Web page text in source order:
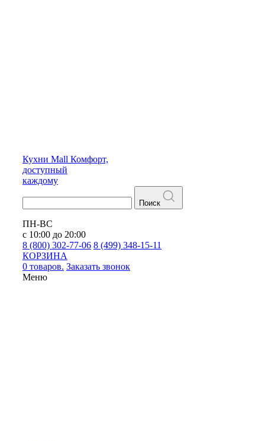
Кухни Mall Комфорт,
доступный
каждому
Поиск
ПН-ВС
с 10:00 до 20:00
8 (800) 302-77-06 8 (499) 348-15-11
КОРЗИНА
0 товаров. Заказать звонок
Меню